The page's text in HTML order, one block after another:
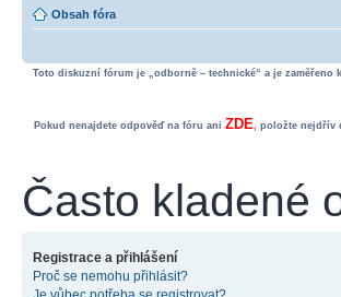
Obsah fóra
Toto diskuzní fórum je „odborně – technické“ a je
Pokud nenajdete odpověď na fóru ani ZDE, položte nejdřív
Často kladené
Registrace a přihlášení
Proč se nemohu přihlásit?